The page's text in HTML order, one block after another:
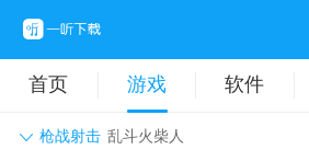
首页 游戏 软件
枪战射击 乱斗火柴人